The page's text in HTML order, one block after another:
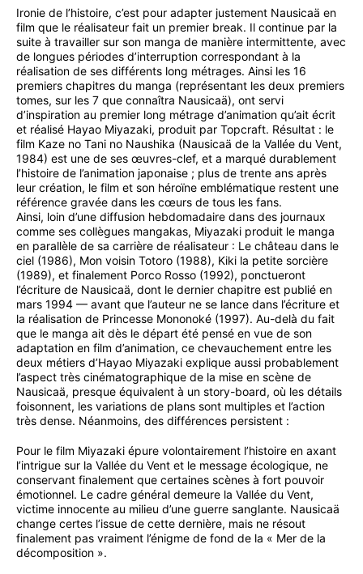
Ironie de l’histoire, c’est pour adapter justement Nausicaä en
film que le réalisateur fait un premier break. Il continue par la
suite à travailler sur son manga de manière intermittente, avec
de longues périodes d’interruption correspondant à la
réalisation de ses différents long métrages. Ainsi les 16
premiers chapitres du manga (représentant les deux premiers
tomes, sur les 7 que connaîtra Nausicaä), ont servi
d’inspiration au premier long métrage d’animation qu’ait écrit
et réalisé Hayao Miyazaki, produit par Topcraft. Résultat : le
film Kaze no Tani no Naushika (Nausicaä de la Vallée du Vent,
1984) est une de ses œuvres-clef, et a marqué durablement
l’histoire de l’animation japonaise ; plus de trente ans après
leur création, le film et son héroïne emblématique restent une
référence gravée dans les cœurs de tous les fans.
Ainsi, loin d’une diffusion hebdomadaire dans des journaux
comme ses collègues mangakas, Miyazaki produit le manga
en parallèle de sa carrière de réalisateur : Le château dans le
ciel (1986), Mon voisin Totoro (1988), Kiki la petite sorcière
(1989), et finalement Porco Rosso (1992), ponctueront
l’écriture de Nausicaä, dont le dernier chapitre est publié en
mars 1994 — avant que l’auteur ne se lance dans l’écriture et
la réalisation de Princesse Mononoké (1997). Au-delà du fait
que le manga ait dès le départ été pensé en vue de son
adaptation en film d’animation, ce chevauchement entre les
deux métiers d’Hayao Miyazaki explique aussi probablement
l’aspect très cinématographique de la mise en scène de
Nausicaä, presque équivalent à un story-board, où les détails
foisonnent, les variations de plans sont multiples et l’action
très dense. Néanmoins, des différences persistent :
Pour le film Miyazaki épure volontairement l’histoire en axant
l’intrigue sur la Vallée du Vent et le message écologique, ne
conservant finalement que certaines scènes à fort pouvoir
émotionnel. Le cadre général demeure la Vallée du Vent,
victime innocente au milieu d’une guerre sanglante. Nausicaä
change certes l’issue de cette dernière, mais ne résout
finalement pas vraiment l’énigme de fond de la « Mer de la
décomposition ».